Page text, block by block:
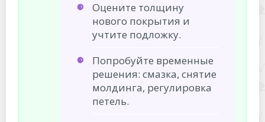
Оцените толщину
нового покрытия и
учтите подложку.
Попробуйте временные
решения: смазка, снятие
молдинга, регулировка
петель.